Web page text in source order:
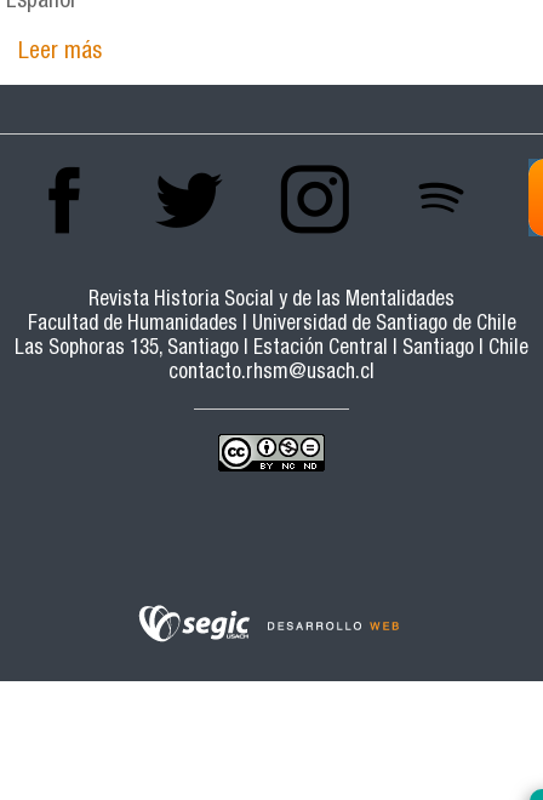
Leer mássobre PATRIMONIALIZACIÓN DE ARCHIVOS Y
BIBLIOTECAS HISTÓRICOS UNIVERSITARIOS: EL
UNIVERSIDAD DE TARAPACÁ
Revista Historia Social y de las Mentalidades
Facultad de Humanidades | Universidad de Santiago de Chile
Las Sophoras 135, Santiago | Estación Central | Santiago | Chile
contacto.rhsm@usach.cl